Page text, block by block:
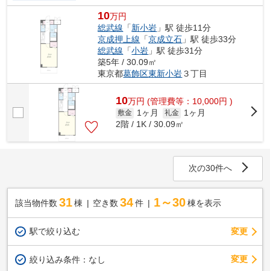
10万円
総武線 「新小岩 」駅 徒歩11分
京成押上線 「京成立石 」駅 徒歩33分
総武線 「小岩 」駅 徒歩31分
築5年 / 30.09㎡
東京都葛飾区東新小岩３丁目
10万円 (管理費等：10,000円 )
敷金 1ヶ月 礼金
1ヶ月
2階 / 1K / 30.09㎡
次の30件へ
該当物件数 31棟 空き数 34 件 1～30 棟を表示
駅で絞り込む 変更
絞り込み条件： なし 変更